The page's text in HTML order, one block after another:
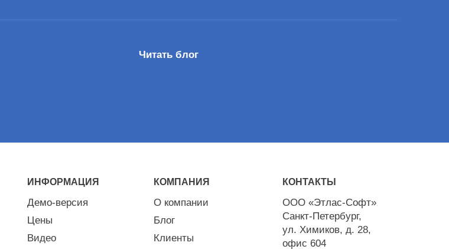
Читать блог
ИНФОРМАЦИЯ
Демо-версия
Цены
Видео
КОМПАНИЯ
О компании
Блог
Клиенты
КОНТАКТЫ
ООО «Этлас-Софт»
Санкт-Петербург,
ул. Химиков, д. 28,
офис 604